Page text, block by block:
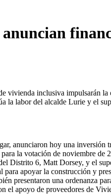
inclusiva impulsarán
labor del alcalde Lurie y el
anunciaron hoy una inversión
la votación de noviembre
Distrito 6, Matt Dorsey, y el
apoyar la construcción y
presentaron una ordenanza
el apoyo de proveedores de